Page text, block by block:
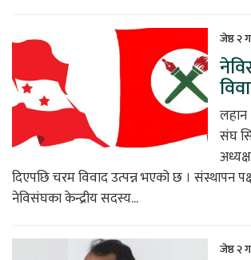
जेष्ठ २
लहान
संघ
दिएपछि चरम विवाद उत्पन्न भएको छ । संस्थापन
नेविसंघका केन्द्रीय सदस्य...
जेष्ठ २